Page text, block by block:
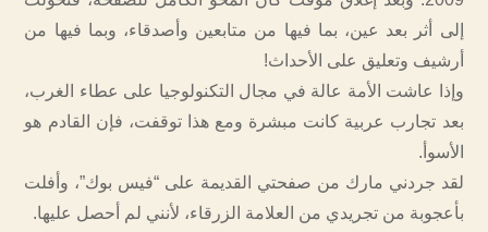
إلى أثر بعد عين، بما فيها من متابعين وأصدقاء، وبما فيها من
أرشيف وتعليق على الأحداث!
وإذا عاشت الأمة عالة في مجال التكنولوجيا على عطاء الغرب،
بعد تجارب عربية كانت مبشرة ومع هذا توقفت، فإن القادم هو
الأسوأ.
لقد جردني مارك من صفحتي القديمة على “فيس بوك”، وأفلت
بأعجوبة من تجريدي من العلامة الزرقاء، لأنني لم أحصل عليها.